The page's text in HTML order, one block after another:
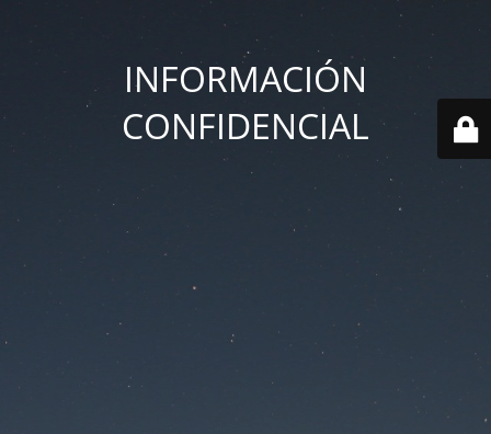
INFORMACIÓN
CONFIDENCIAL